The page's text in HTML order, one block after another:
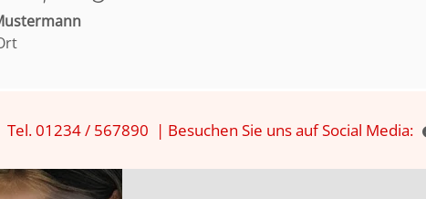
Tel. 01234 / 567890 | Besuchen Sie uns auf Social Media: